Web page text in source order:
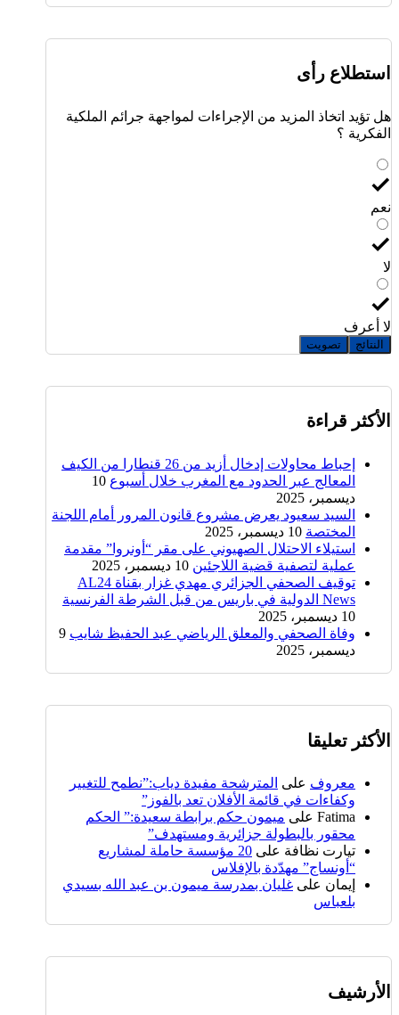
استطلاع رأى
هل تؤيد اتخاذ المزيد من الإجراءات لمواجهة جرائم الملكية
الفكرية ؟
نعم
لا
لا أعرف
النتائج تصويت
الأكثر قراءة
إحباط محاولات إدخال أزيد من 26 قنطارا من الكيف
المعالج عبر الحدود مع المغرب خلال أسبوع 10
ديسمبر، 2025
السيد سعيود يعرض مشروع قانون المرور أمام اللجنة
المختصة 10 ديسمبر، 2025
استيلاء الاحتلال الصهيوني على مقر “أونروا” مقدمة
عملية لتصفية قضية اللاجئين 10 ديسمبر، 2025
توقيف الصحفي الجزائري مهدي غزار بقناة AL24
News الدولية في باريس من قبل الشرطة الفرنسية
10 ديسمبر، 2025
وفاة الصحفي والمعلق الرياضي عبد الحفيظ شايب 9
ديسمبر، 2025
الأكثر تعليقا
معروف على المترشحة مفيدة دياب:”نطمح للتغيير
وكفاءات في قائمة الأفلان تعد بالفوز”
Fatima على ميمون حكم برابطة سعيدة:” الحكم
محقور بالبطولة جزائرية ومستهدف”
تيارت نظافة على
20 مؤسسة حاملة لمشاريع
“أونساج” مهدّدة بالإفلاس
إيمان على غليان بمدرسة ميمون بن عبد الله بسيدي
بلعباس
الأرشيف